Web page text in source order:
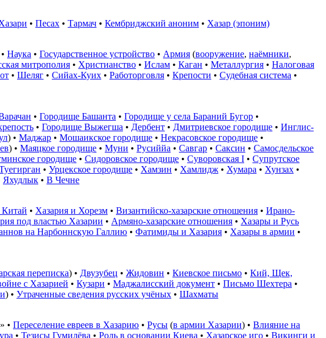
• Песах • Тармач • Кембриджский аноним • Хазар (эпоним)
• Наука • Государственное устройство • Армия (вооружение, наёмники,
митрополия • Христианство • Ислам • Каган • Металлургия • Налоговая
• Шеляг • Сийах-Куих • Работорговля • Крепости • Судебная система •
• Городище Башанта • Городище у села Бараний Бугор •
• Городище Выжегша • Дербент • Дмитриевское городище • Инглис-
) • Маджар • Мошаикское городище • Некрасовское городище •
) • Маяцкое городище • Муни • Русиййа • Савгар • Саксин • Самосдельское
городище • Сидоровское городище • Суворовская I • Супрутское
• Урцекское городище • Хамзин • Хамлидж • Хумара • Хунзах •
Яхудлык • В Чечне
Китай • Хазария и Хорезм • Византийско-хазарские отношения • Ирано-
под властью Хазарии • Армяно-хазарские отношения • Хазары и Русь
на Нарбоннскую Галлию • Фатимиды и Хазария • Хазары в армии •
переписка) • Двузубец • Жидовин • Киевское письмо • Кий, Щек,
с Хазарией • Кузари • Маджалисский документ • Письмо Шехтера •
) • Утраченные сведения русских учёных • Шахматы
» • Переселение евреев в Хазарию • Русы (в армии Хазарии) • Влияние на
• Тезисы Гумилёва • Роль в основании Киева • Хазарское иго • Викинги и